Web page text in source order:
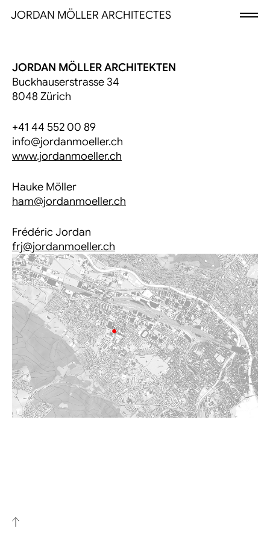
JORDAN MÖLLER ARCHITECTES
JORDAN MÖLLER ARCHITEKTEN
Buckhauserstrasse 34
8048 Zürich
+41 44 552 00 89
info@jordanmoeller.ch
www.jordanmoeller.ch
Hauke Möller
ham@jordanmoeller.ch
Frédéric Jordan
frj@jordanmoeller.ch